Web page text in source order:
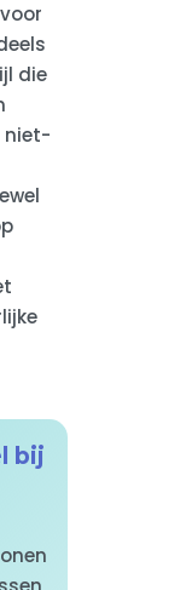
die
niet-
bij